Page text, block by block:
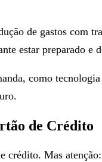
de gastos com
estar preparado
como
de Crédito
Mas